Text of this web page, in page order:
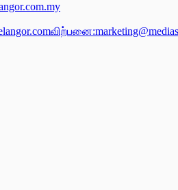
விற்பனை: